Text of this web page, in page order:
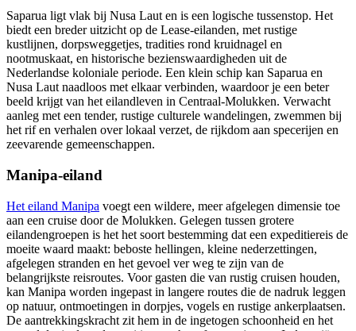
Saparua ligt vlak bij Nusa Laut en is een logische tussenstop. Het
biedt een breder uitzicht op de Lease-eilanden, met rustige
kustlijnen, dorpsweggetjes, tradities rond kruidnagel en
nootmuskaat, en historische bezienswaardigheden uit de
Nederlandse koloniale periode. Een klein schip kan Saparua en
Nusa Laut naadloos met elkaar verbinden, waardoor je een beter
beeld krijgt van het eilandleven in Centraal-Molukken. Verwacht
aanleg met een tender, rustige culturele wandelingen, zwemmen bij
het rif en verhalen over lokaal verzet, de rijkdom aan specerijen en
zeevarende gemeenschappen.
Manipa-eiland
Het eiland Manipa voegt een wildere, meer afgelegen dimensie toe
aan een cruise door de Molukken. Gelegen tussen grotere
eilandengroepen is het het soort bestemming dat een expeditiereis de
moeite waard maakt: beboste hellingen, kleine nederzettingen,
afgelegen stranden en het gevoel ver weg te zijn van de
belangrijkste reisroutes. Voor gasten die van rustig cruisen houden,
kan Manipa worden ingepast in langere routes die de nadruk leggen
op natuur, ontmoetingen in dorpjes, vogels en rustige ankerplaatsen.
De aantrekkingskracht zit hem in de ingetogen schoonheid en het